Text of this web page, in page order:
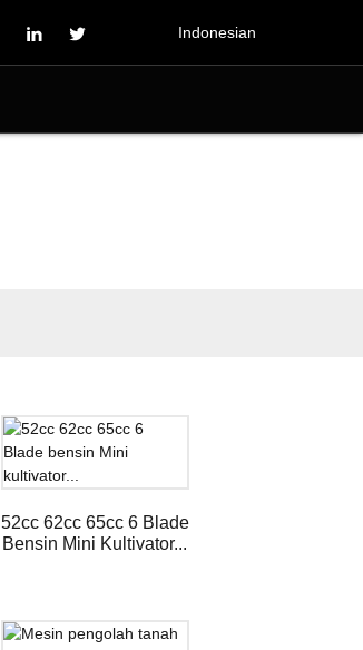
Indonesian
52cc 62cc 65cc 6 Blade
Bensin Mini Kultivator...